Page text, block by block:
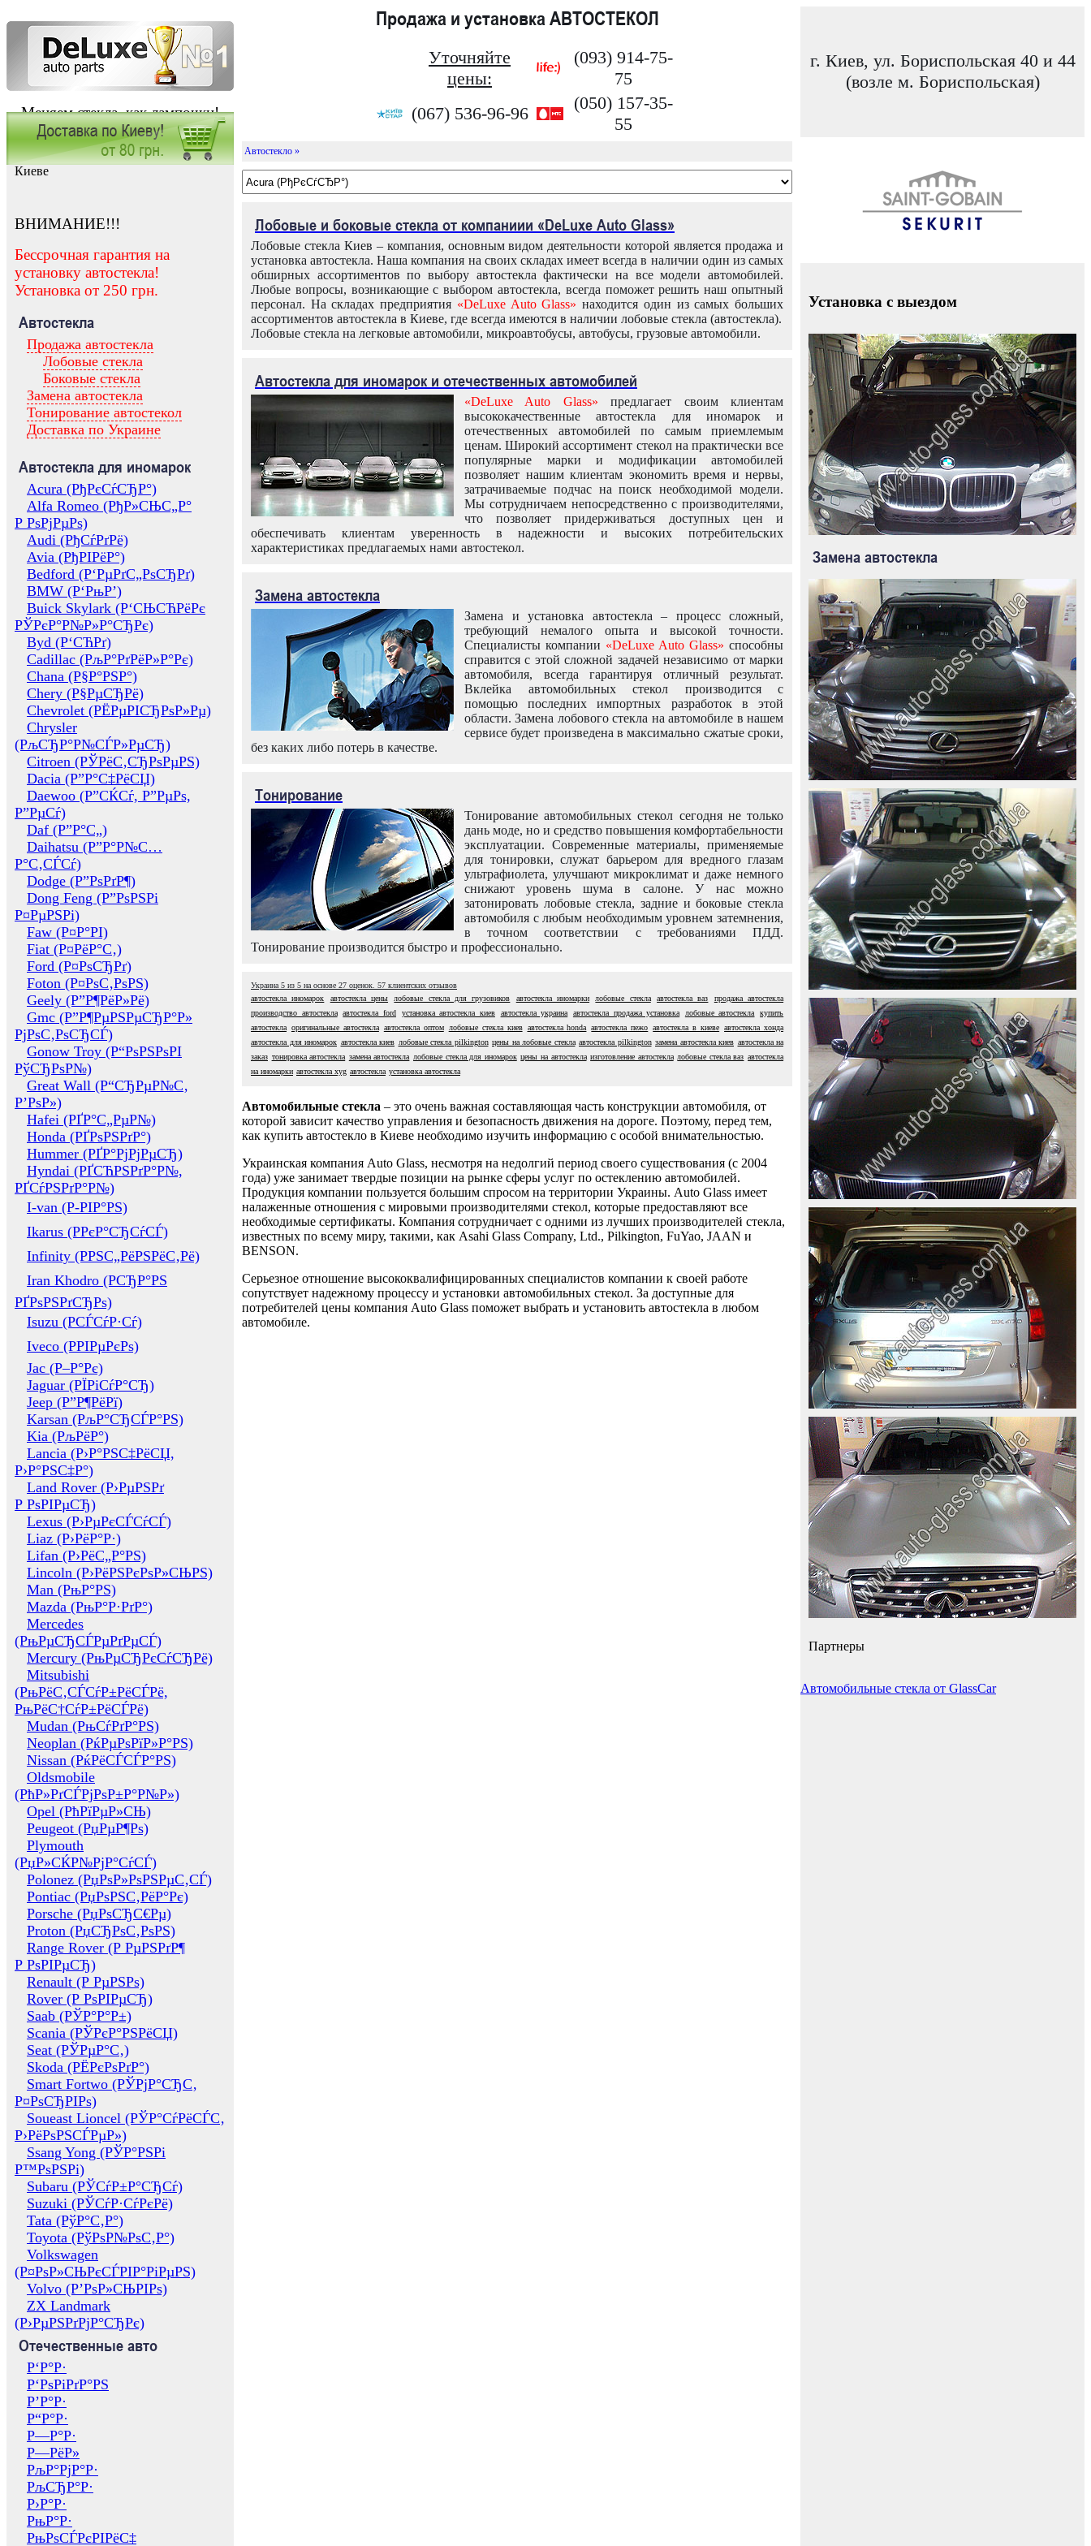
Меняем стекла, как лампочки!
Продажа и установка АВТОСТЕКОЛ
Уточняйте
цены:
(093) 914-75-
75
(067) 536-96-96
(050) 157-35-
55
г. Киев, ул. Бориспольская 40 и 44
(возле м. Бориспольская)
Заказать установку автостекла в
Киеве
ВНИМАНИЕ!!!
Бессрочная гарантия на
установку автостекла!
Установка от 250 грн.
Автостекла
Продажа автостекла
Лобовые стекла
Боковые стекла
Замена автостекла
Тонирование автостекол
Доставка по Украине
Автостекла для иномарок
Acura (РђРєСѓСЂР°)
Alfa Romeo (РђР»СЊС„Р°
Р РѕРјРµРѕ)
Audi (РђСѓРґРё)
Avia (РђРІРёР°)
Bedford (Р‘РµРґС„РѕСЂРґ)
BMW (Р‘РњР’)
Buick Skylark (Р‘СЊСЋРёРє
РЎРєР°Р№Р»Р°СЂРє)
Byd (Р‘СЋРґ)
Cadillac (РљР°РґРёР»Р°Рє)
Chana (Р§Р°РЅР°)
Chery (Р§РµСЂРё)
Chevrolet (РЁРµРІСЂРѕР»Рµ)
Chrysler
(РљСЂР°Р№СЃР»РµСЂ)
Citroen (РЎРёС‚СЂРѕРµРЅ)
Dacia (Р”Р°С‡РёСЏ)
Daewoo (Р”СЌСѓ, Р”РµРѕ,
Р”РµСѓ)
Daf (Р”Р°С„)
Daihatsu (Р”Р°Р№С…
Р°С‚СЃСѓ)
Dodge (Р”РѕРґР¶)
Dong Feng (Р”РѕРЅРі
Р¤РµРЅРі)
Faw (Р¤Р°РІ)
Fiat (Р¤РёР°С‚)
Ford (Р¤РѕСЂРґ)
Foton (Р¤РѕС‚РѕРЅ)
Geely (Р”Р¶РёР»Рё)
Gmc (Р”Р¶РµРЅРµСЂР°Р»
РјРѕС‚РѕСЂСЃ)
Gonow Troy (Р“РѕРЅРѕРІ
РўСЂРѕР№)
Great Wall (Р“СЂРµР№С‚
Р’РѕР»)
Hafei (РҐР°С„РµР№)
Honda (РҐРѕРЅРґР°)
Hummer (РҐР°РјРјРµСЂ)
Hyndai (РҐСЋРЅРґР°Р№,
РҐСѓРЅРґР°Р№)
I-van (Р-РІР°РЅ)
Ikarus (РРєР°СЂСѓСЃ)
Infinity (РРЅС„РёРЅРёС‚Рё)
Iran Khodro (РСЂР°РЅ
РҐРѕРЅРґСЂРѕ)
Isuzu (РСЃСѓР·Сѓ)
Iveco (РРІРµРєРѕ)
Jac (Р–Р°Рє)
Jaguar (РЇРіСѓР°СЂ)
Jeep (Р”Р¶РёРї)
Karsan (РљР°СЂСЃР°РЅ)
Kia (РљРёР°)
Lancia (Р›Р°РЅС‡РёСЏ,
Р›Р°РЅС‡Р°)
Land Rover (Р›РµРЅРґ
Р РѕРІРµСЂ)
Lexus (Р›РµРєСЃСѓСЃ)
Liaz (Р›РёР°Р·)
Lifan (Р›РёС„Р°РЅ)
Lincoln (Р›РёРЅРєРѕР»СЊРЅ)
Man (РњР°РЅ)
Mazda (РњР°Р·РґР°)
Mercedes
(РњРµСЂСЃРµРґРµСЃ)
Mercury (РњРµСЂРєСѓСЂРё)
Mitsubishi
(РњРёС‚СЃСѓР±РёСЃРё,
РњРёС†СѓР±РёСЃРё)
Mudan (РњСѓРґР°РЅ)
Neoplan (РќРµРѕРїР»Р°РЅ)
Nissan (РќРёСЃСЃР°РЅ)
Oldsmobile
(РћР»РґСЃРјРѕР±Р°Р№Р»)
Opel (РћРїРµР»СЊ)
Peugeot (РџРµР¶Рѕ)
Plymouth
(РџР»СЌР№РјР°СѓСЃ)
Polonez (РџРѕР»РѕРЅРµС‚СЃ)
Pontiac (РџРѕРЅС‚РёР°Рє)
Porsche (РџРѕСЂС€Рµ)
Proton (РџСЂРѕС‚РѕРЅ)
Range Rover (Р РµРЅРґР¶
Р РѕРІРµСЂ)
Renault (Р РµРЅРѕ)
Rover (Р РѕРІРµСЂ)
Saab (РЎР°Р°Р±)
Scania (РЎРєР°РЅРёСЏ)
Seat (РЎРµР°С‚)
Skoda (РЁРєРѕРґР°)
Smart Fortwo (РЎРјР°СЂС‚
Р¤РѕСЂРІРѕ)
Soueast Lioncel (РЎР°СѓРёСЃС‚
Р›РёРѕРЅСЃРµР»)
Ssang Yong (РЎР°РЅРі
Р™РѕРЅРі)
Subaru (РЎСѓР±Р°СЂСѓ)
Suzuki (РЎСѓР·СѓРєРё)
Tata (РўР°С‚Р°)
Toyota (РўРѕР№РѕС‚Р°)
Volkswagen
(Р¤РѕР»СЊРєСЃРІР°РіРµРЅ)
Volvo (Р’РѕР»СЊРІРѕ)
ZX Landmark
(Р›РµРЅРґРјР°СЂРє)
Отечественные авто
Р‘Р°Р·
Р‘РѕРіРґР°РЅ
Р’Р°Р·
Р“Р°Р·
Р—Р°Р·
Р—РёР»
РљР°РјР°Р·
РљСЂР°Р·
Р›Р°Р·
РњР°Р·
РњРѕСЃРєРІРёС‡
Автостекло »
Лобовые и боковые стекла от компаниии «DeLuxe Auto Glass»
Лобовые стекла Киев – компания, основным видом деятельности которой является продажа и
установка автостекла. Наша компания на своих складах имеет всегда в наличии один из самых
обширных ассортиментов по выбору автостекла фактически на все модели автомобилей.
Любые вопросы, возникающие с выбором автостекла, всегда поможет решить наш опытный
персонал. На складах предприятия «DeLuxe Auto Glass» находится один из самых больших
ассортиментов автостекла в Киеве, где всегда имеются в наличии лобовые стекла (автостекла).
Лобовые стекла на легковые автомобили, микроавтобусы, автобусы, грузовые автомобили.
Автостекла для иномарок и отечественных автомобилей
«DeLuxe Auto Glass» предлагает своим клиентам
высококачественные автостекла для иномарок и
отечественных автомобилей по самым приемлемым
ценам. Широкий ассортимент стекол на практически все
популярные марки и модификации автомобилей
позволяет нашим клиентам экономить время и нервы,
затрачиваемые подчас на поиск необходимой модели.
Мы сотрудничаем непосредственно с производителями,
что позволяет придерживаться доступных цен и
обеспечивать клиентам уверенность в надежности и высоких потребительских
характеристиках предлагаемых нами автостекол.
Замена автостекла
Замена и установка автостекла – процесс сложный,
требующий немалого опыта и высокой точности.
Специалисты компании «DeLuxe Auto Glass» способны
справится с этой сложной задачей независимо от марки
автомобиля, всегда гарантируя отличный результат.
Вклейка автомобильных стекол производится с
помощью последних импортных разработок в этой
области. Замена лобового стекла на автомобиле в нашем
сервисе будет произведена в максимально сжатые сроки,
без каких либо потерь в качестве.
Тонирование
Тонирование автомобильных стекол сегодня не только
дань моде, но и средство повышения комфортабельности
эксплуатации. Современные материалы, применяемые
для тонировки, служат барьером для вредного глазам
ультрафиолета, улучшают микроклимат и даже немного
снижают уровень шума в салоне. У нас можно
затонировать лобовые стекла, задние и боковые стекла
автомобиля с любым необходимым уровнем затемнения,
в точном соответствии с требованиями ПДД.
Тонирование производится быстро и профессионально.
Украина 5 из 5 на основе 27 оценок. 57 клиентских отзывов
автостекла иномарок
автостекла цены лобовые стекла для грузовиков автостекла иномарки лобовые стекла автостекла ваз
продажа автостекла
производство автостекла
автостекла ford установка автостекла киев автостекла украина автостекла продажа установка лобовые автостекла
купить
автостекла оригинальные автостекла автостекла оптом лобовые стекла киев автостекла honda автостекла пежо автостекла в киеве автостекла хонда
автостекла для иномарок автостекла киев лобовые стекла pilkington цены на лобовые стекла автостекла pilkington замена автостекла киев автостекла на
заказ тонировка автостекла замена автостекла лобовые стекла для иномарок цены на автостекла изготовление автостекла лобовые стекла ваз автостекла
на иномарки автостекла xyg автостекла установка автостекла
Автомобильные стекла – это очень важная составляющая часть конструкции автомобиля, от
которой зависит качество управления и безопасность движения на дороге. Поэтому, перед тем,
как купить автостекло в Киеве необходимо изучить информацию с особой внимательностью.
Украинская компания Auto Glass, несмотря на недолгий период своего существования (с 2004
года) уже занимает твердые позиции на рынке сферы услуг по остеклению автомобилей.
Продукция компании пользуется большим спросом на территории Украины. Auto Glass имеет
налаженные отношения с мировыми производителями стекол, которые предоставляют все
необходимые сертификаты. Компания сотрудничает с одними из лучших производителей стекла,
известных по всему миру, такими, как Asahi Glass Company, Ltd., Pilkington, FuYao, JAAN и
BENSON.
Серьезное отношение высококвалифицированных специалистов компании к своей работе
сопутствует надежному процессу и установки автомобильных стекол. За доступные для
потребителей цены компания Auto Glass поможет выбрать и установить автостекла в любом
автомобиле.
Установка с выездом
Замена автостекла
Партнеры
Автомобильные стекла от GlassCar